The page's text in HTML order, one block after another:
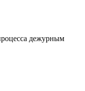
дежурным